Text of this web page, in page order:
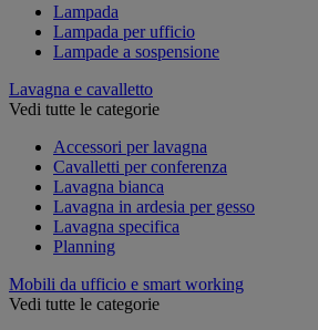
Lampada
Lampada per ufficio
Lampade a sospensione
Lavagna e cavalletto
Vedi tutte le categorie
Accessori per lavagna
Cavalletti per conferenza
Lavagna bianca
Lavagna in ardesia per gesso
Lavagna specifica
Planning
Mobili da ufficio e smart working
Vedi tutte le categorie